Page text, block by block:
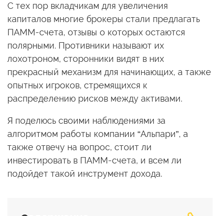
С тех пор вкладчикам для увеличения
капиталов многие брокеры стали предлагать
ПАММ-счета, отзывы о которых остаются
полярными. Противники называют их
лохотроном, сторонники видят в них
прекрасный механизм для начинающих, а также
опытных игроков, стремящихся к
распределению рисков между активами.
Я поделюсь своими наблюдениями за
алгоритмом работы компании “Альпари”, а
также отвечу на вопрос, стоит ли
инвестировать в ПАММ-счета, и всем ли
подойдет такой инструмент дохода.